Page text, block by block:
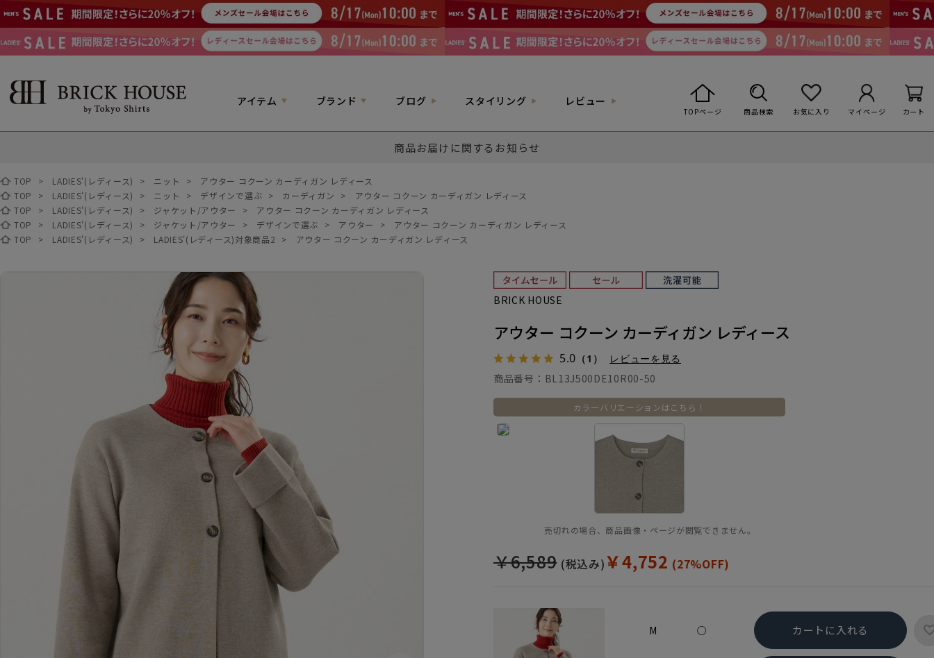
アイテム ブランド ブログ スタイリング レビュー
TOPページ 商品検索 お気に入り マイページ カート
商品お届けに関するお知らせ
TOP > LADIES'(レディース) > ニット >
アウター コクーン カーディガン レディース
TOP
> LADIES'(レディース) > ニット > デザインで選ぶ > カーディガン >
アウター コクーン カーディガン レディース
TOP
> LADIES'(レディース) > ジャケット/アウター >
アウター コクーン カーディガン レディース
TOP
> LADIES'(レディース) > ジャケット/アウター > デザインで選ぶ > アウター >
アウター コクーン カーディガン レディース
TOP
> LADIES'(レディース) > LADIES'(レディース)対象商品2 > アウター コクーン カーディガン レディース
BRICK HOUSE
アウター コクーン カーディガン レディース
5.0 （1） レビューを見る
￥6,589 (税込み)￥4,752 (27%OFF)
商品番号： BL13J500DE10R00-50
カラーバリエーションはこちら！
売切れの場合、商品画像・ページが閲覧できません。
M ○ カートに入れる